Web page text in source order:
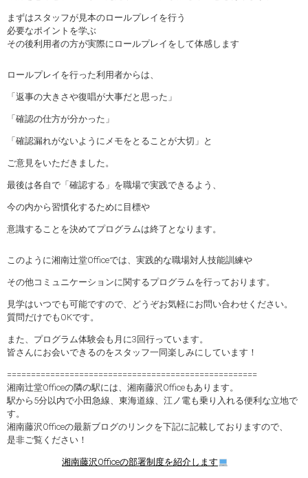
まずはスタッフが見本のロールプレイを行う
必要なポイントを学ぶ
その後利用者の方が実際にロールプレイをして体感します
ロールプレイを行った利用者からは、
「返事の大きさや復唱が大事だと思った」
「確認の仕方が分かった」
「確認漏れがないようにメモをとることが大切」と
ご意見をいただきました。
最後は各自で「確認する」を職場で実践できるよう、
今の内から習慣化するために目標や
意識することを決めてプログラムは終了となります。
このように湘南辻堂Officeでは、実践的な職場対人技能訓練や
その他コミュニケーションに関するプログラムを行っております。
見学はいつでも可能ですので、どうぞお気軽にお問い合わせください。
質問だけでもOKです。
また、プログラム体験会も月に3回行っています。
皆さんにお会いできるのをスタッフ一同楽しみにしています！
====================================================
湘南辻堂Officeの隣の駅には、湘南藤沢Officeもあります。
駅から5分以内で小田急線、東海道線、江ノ電も乗り入れる便利な立地で
す。
湘南藤沢Officeの最新ブログのリンクを下記に記載しておりますので、
是非ご覧ください！
湘南藤沢Officeの部署制度を紹介します